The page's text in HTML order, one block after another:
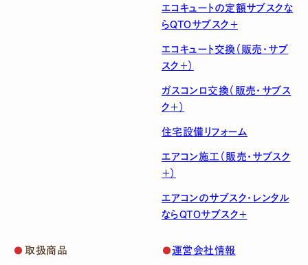
エコキュートの定額サブスクな
らQTOサブスク＋
エコキュート交換（販売・サブ
スク＋）
ガスコンロ交換（販売・サブス
ク＋）
住宅設備リフォーム
エアコン施工（販売・サブスク
＋）
エアコンのサブスク・レンタル
ならQTOサブスク＋
取扱商品 運営会社情報